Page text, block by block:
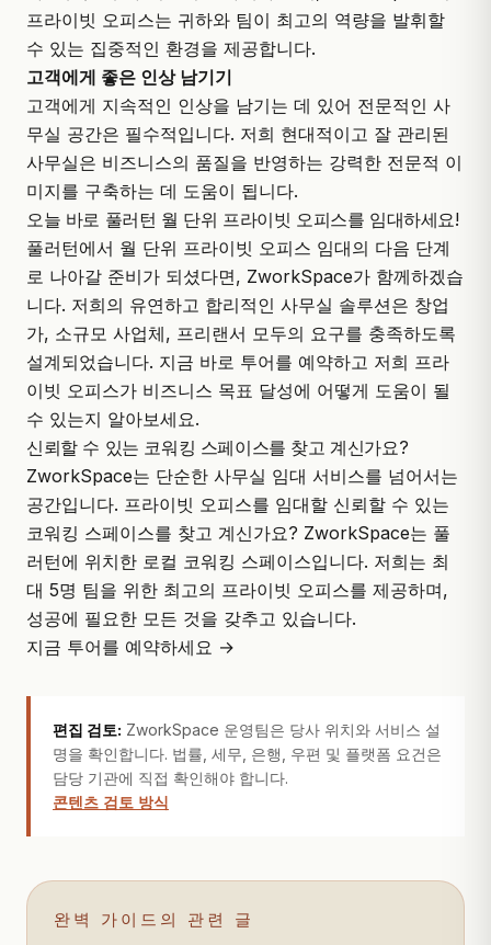
프라이빗 오피스는 귀하와 팀이 최고의 역량을 발휘할
수 있는 집중적인 환경을 제공합니다.
고객에게 좋은 인상 남기기
고객에게 지속적인 인상을 남기는 데 있어 전문적인 사
무실 공간은 필수적입니다. 저희 현대적이고 잘 관리된
사무실은 비즈니스의 품질을 반영하는 강력한 전문적 이
미지를 구축하는 데 도움이 됩니다.
오늘 바로 풀러턴 월 단위 프라이빗 오피스를 임대하세요!
풀러턴에서 월 단위 프라이빗 오피스 임대의 다음 단계
로 나아갈 준비가 되셨다면, ZworkSpace가 함께하겠습
니다. 저희의 유연하고 합리적인 사무실 솔루션은 창업
가, 소규모 사업체, 프리랜서 모두의 요구를 충족하도록
설계되었습니다. 지금 바로 투어를 예약하고 저희 프라
이빗 오피스가 비즈니스 목표 달성에 어떻게 도움이 될
수 있는지 알아보세요.
신뢰할 수 있는 코워킹 스페이스를 찾고 계신가요?
ZworkSpace는 단순한 사무실 임대 서비스를 넘어서는
공간입니다. 프라이빗 오피스를 임대할 신뢰할 수 있는
코워킹 스페이스를 찾고 계신가요? ZworkSpace는 풀
러턴에 위치한 로컬 코워킹 스페이스입니다. 저희는 최
대 5명 팀을 위한 최고의 프라이빗 오피스를 제공하며,
성공에 필요한 모든 것을 갖추고 있습니다.
지금 투어를 예약하세요 →
편집 검토: ZworkSpace 운영팀은 당사 위치와 서비스 설
명을 확인합니다. 법률, 세무, 은행, 우편 및 플랫폼 요건은
담당 기관에 직접 확인해야 합니다.
콘텐츠 검토 방식
완벽 가이드의 관련 글